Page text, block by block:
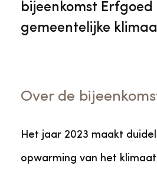
bijeenkomst Erfgoed
gemeentelijke
Over de
Het jaar 2023 maakt
opwarming van het